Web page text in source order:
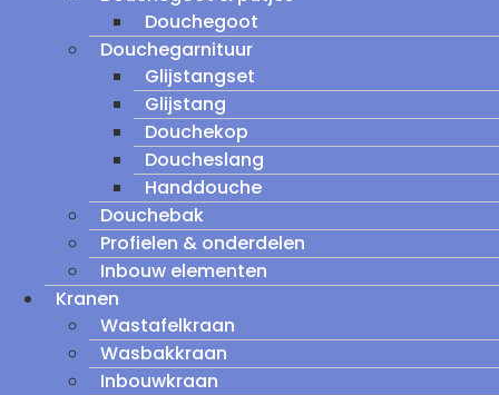
Douchegoot
Douchegarnituur
Glijstangset
Glijstang
Douchekop
Doucheslang
Handdouche
Douchebak
Profielen & onderdelen
Inbouw elementen
Kranen
Wastafelkraan
Wasbakkraan
Inbouwkraan